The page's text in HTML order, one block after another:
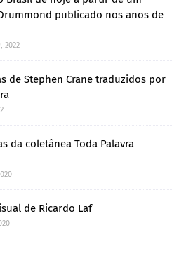
publicado nos anos de
2022
de Stephen Crane traduzidos por
da coletânea Toda Palavra
de Ricardo Laf